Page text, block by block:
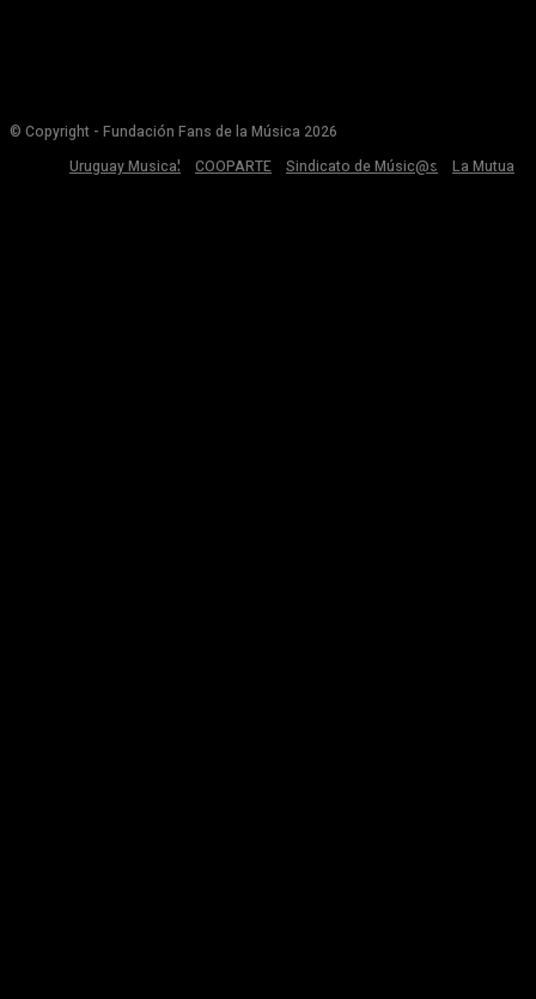
© Copyright - Fundación Fans de la Música 2026
Uruguay Musical
COOPARTE Sindicato de Músic@s La Mutua